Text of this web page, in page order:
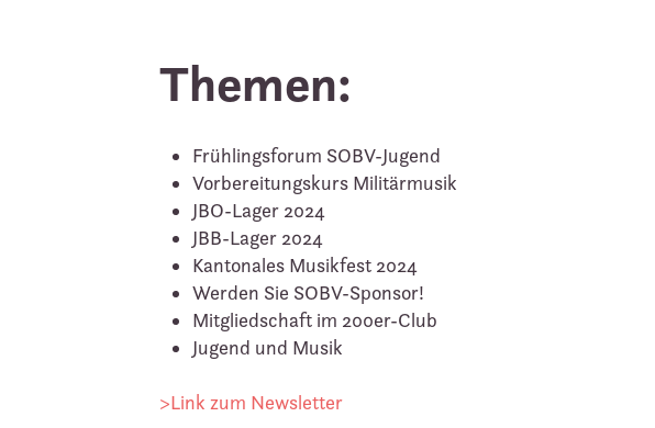
Themen:
Frühlingsforum SOBV-Jugend
Vorbereitungskurs Militärmusik
JBO-Lager 2024
JBB-Lager 2024
Kantonales Musikfest 2024
Werden Sie SOBV-Sponsor!
Mitgliedschaft im 200er-Club
Jugend und Musik
>Link zum Newsletter